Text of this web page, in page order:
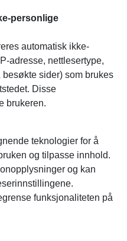
personlige
automatisk ikke-
adresse, nettlesertype,
sider) som brukes
Disse
brukeren.
teknologier for å
og tilpasse innhold.
og kan
funksjonaliteten på